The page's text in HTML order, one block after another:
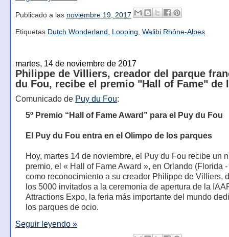
Publicado a las noviembre 19, 2017
Etiquetas Dutch Wonderland Looping Walibi Rhône-Alpes
martes, 14 de noviembre de 2017
Philippe de Villiers, creador del parque
du Fou, recibe el premio "Hall of Fame" de
Comunicado de Puy du Fou:
5º Premio “Hall of Fame Award” para el Puy du Fou
El Puy du Fou entra en el Olimpo de los parques
Hoy, martes 14 de noviembre, el Puy du Fou recibe un
premio, el « Hall of Fame Award », en Orlando (Florida
como reconocimiento a su creador Philippe de Villiers,
los 5000 invitados a la ceremonia de apertura de la
Attractions Expo, la feria más importante del mundo
los parques de ocio.
Seguir leyendo »